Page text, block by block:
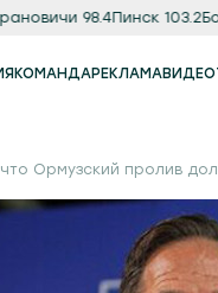
98.4 Пинск 103.2
КОМАНДАРЕКЛАМАВИДЕО
Ормузский пролив